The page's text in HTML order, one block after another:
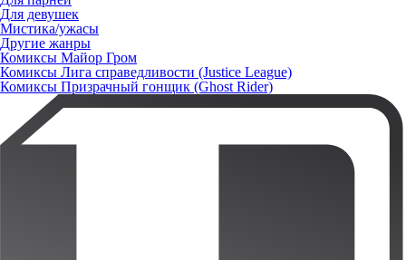
Для девушек
Мистика/ужасы
Другие жанры
Комиксы Майор Гром
Комиксы Лига справедливости (Justice League)
Комиксы Призрачный гонщик (Ghost Rider)